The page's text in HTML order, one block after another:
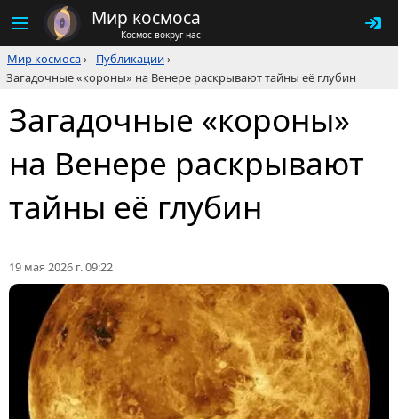
Мир космоса
Космос вокруг нас
Мир космоса› Публикации›
Загадочные «короны» на Венере раскрывают тайны её глубин
Загадочные «короны»
на Венере раскрывают
тайны её глубин
19 мая 2026 г. 09:22